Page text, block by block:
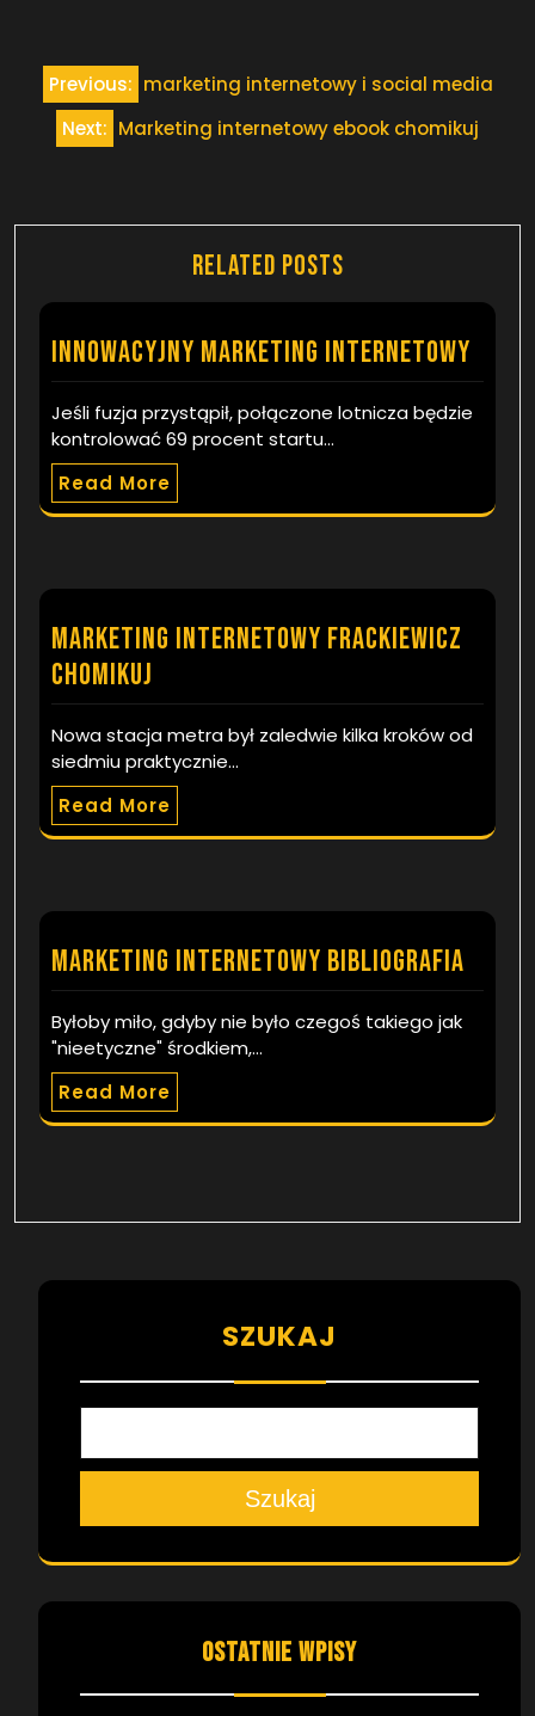
Nawigacja
wpisu
Previous: marketing internetowy i social media
Next: Marketing internetowy ebook chomikuj
Related Posts
Innowacyjny marketing internetowy
Jeśli fuzja przystąpił, połączone lotnicza będzie
kontrolować 69 procent startu…
Read More
Marketing internetowy Frackiewicz
chomikuj
Nowa stacja metra był zaledwie kilka kroków od
siedmiu praktycznie…
Read More
Marketing internetowy bibliografia
Byłoby miło, gdyby nie było czegoś takiego jak
"nieetyczne" środkiem,…
Read More
SZUKAJ
Szukaj
OSTATNIE WPISY